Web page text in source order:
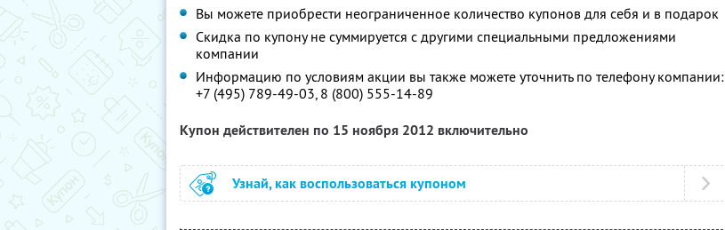
Вы можете приобрести неограниченное количество купонов для себя и в подарок
Скидка по купону не суммируется с другими специальными предложениями
компании
Информацию по условиям акции вы также можете уточнить по телефону компании:
+7 (495) 789-49-03, 8 (800) 555-14-89
Купон действителен по 15 ноября 2012 включительно
Узнай, как воспользоваться купоном